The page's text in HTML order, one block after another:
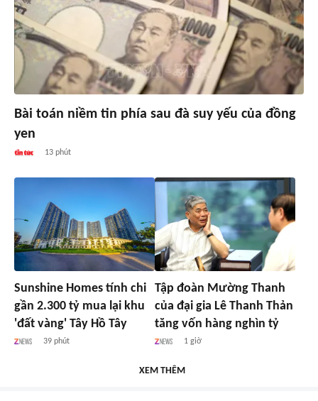
Bài toán niềm tin phía sau đà suy yếu của đồng
yen
13 phút
Sunshine Homes tính chi
gần 2.300 tỷ mua lại khu
'đất vàng' Tây Hồ Tây
39 phút
Tập đoàn Mường Thanh
của đại gia Lê Thanh Thản
tăng vốn hàng nghìn tỷ
1 giờ
XEM THÊM